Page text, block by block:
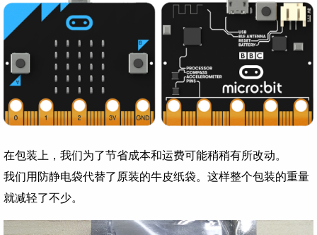
在包装上，我们为了节省成本和运费可能稍稍有所改动。
我们用防静电袋代替了原装的牛皮纸袋。这样整个包装的重量
就减轻了不少。